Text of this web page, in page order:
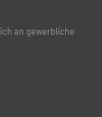
an gewerbliche